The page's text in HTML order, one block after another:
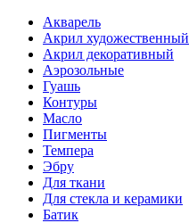
Акварель
Акрил художественный
Акрил декоративный
Аэрозольные
Гуашь
Контуры
Масло
Пигменты
Темпера
Эбру
Для ткани
Для стекла и керамики
Батик